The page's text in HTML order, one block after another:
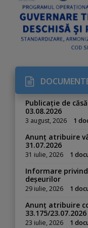
Publicație de
03.08.2026
3 august, 2026 1
Anunț atribuire
31.07.2026
31 iulie, 2026 1
Informare
deșeurilor
29 iulie, 2026 1
Anunț atribuire
33.175/23.07.2026
23 iulie, 2026 1